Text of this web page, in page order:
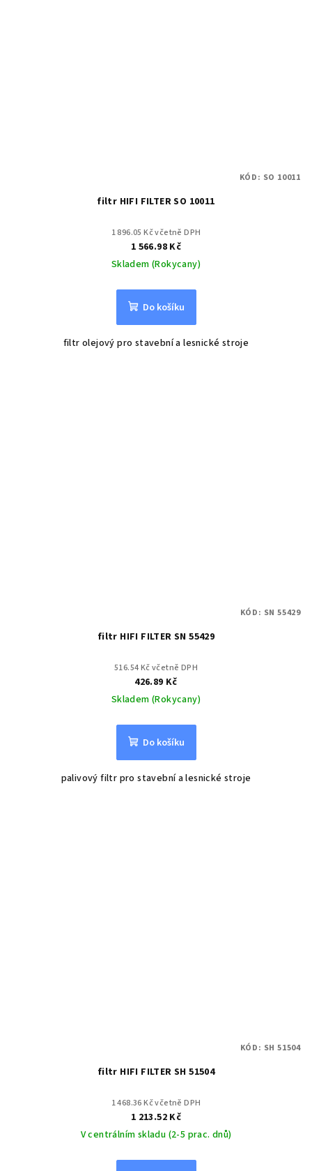
filtr HIFI FILTER SO 10011
1 896.05 Kč včetně DPH
1 566.98 Kč
Skladem (Rokycany)
Do košíku
filtr olejový pro stavební a lesnické stroje
KÓD: SO 10011
filtr HIFI FILTER SN 55429
516.54 Kč včetně DPH
426.89 Kč
Skladem (Rokycany)
Do košíku
palivový filtr pro stavební a lesnické stroje
KÓD: SN 55429
filtr HIFI FILTER SH 51504
1 468.36 Kč včetně DPH
1 213.52 Kč
V centrálním skladu (2-5 prac. dnů)
KÓD: SH 51504